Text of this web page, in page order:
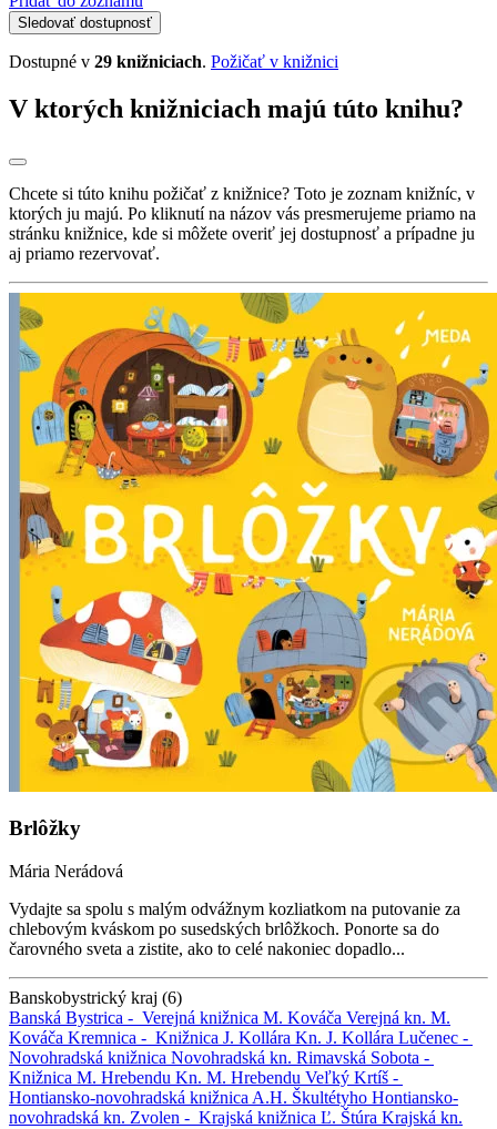
Sledovať dostupnosť
Dostupné v 29 knižniciach. Požičať v knižnici
V ktorých knižniciach majú túto knihu?
Chcete si túto knihu požičať z knižnice? Toto je zoznam knižníc, v
ktorých ju majú. Po kliknutí na názov vás presmerujeme priamo na
stránku knižnice, kde si môžete overiť jej dostupnosť a prípadne ju
aj priamo rezervovať.
Brlôžky
Mária Nerádová
Vydajte sa spolu s malým odvážnym kozliatkom na putovanie za
chlebovým kváskom po susedských brlôžkoch. Ponorte sa do
čarovného sveta a zistite, ako to celé nakoniec dopadlo...
Banskobystrický kraj (6)
Banská Bystrica - Verejná knižnica M. Kováča Verejná kn. M.
Kováča Kremnica - Knižnica J. Kollára Kn. J. Kollára Lučenec -
Novohradská knižnica Novohradská kn. Rimavská Sobota -
Knižnica M. Hrebendu Kn. M. Hrebendu Veľký Krtíš -
Hontiansko-novohradská knižnica A.H. Škultétyho Hontiansko-
novohradská kn. Zvolen - Krajská knižnica Ľ. Štúra Krajská kn.